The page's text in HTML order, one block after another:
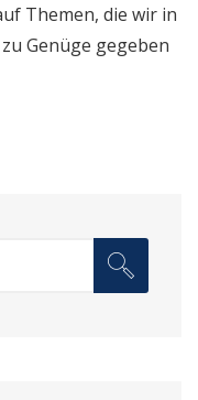
Themen, die wir in
Genüge gegeben